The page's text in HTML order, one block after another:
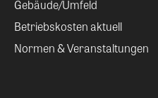
Gebäude/Umfeld
Betriebskosten aktuell
Normen & Veranstaltungen